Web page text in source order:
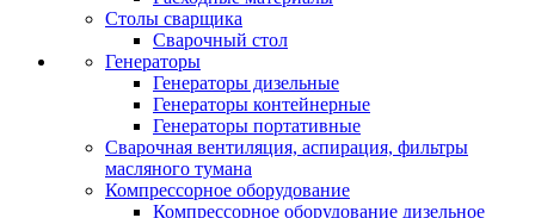
Столы сварщика
Сварочный стол
Генераторы
Генераторы дизельные
Генераторы контейнерные
Генераторы портативные
Сварочная вентиляция, аспирация, фильтры
масляного тумана
Компрессорное оборудование
Компрессорное оборудование дизельное